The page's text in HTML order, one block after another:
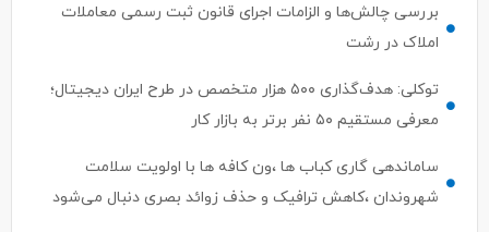
بررسی چالش‌ها و الزامات اجرای قانون ثبت رسمی معاملات
املاک در رشت
توکلی: هدف‌گذاری ۵۰۰ هزار متخصص در طرح ایران دیجیتال؛
معرفی مستقیم ۵۰ نفر برتر به بازار کار
ساماندهی گاری کباب ها ،ون کافه ها با اولویت سلامت
شهروندان ،کاهش ترافیک و حذف زوائد بصری دنبال می‌شود